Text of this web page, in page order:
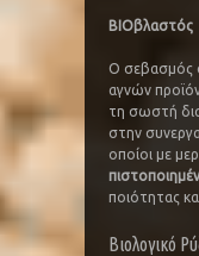
BIOβλαστός
Ο σεβασμός
αγνών
τη σωστή
στην
οποίοι με
ποιότητας
Βιολογικό